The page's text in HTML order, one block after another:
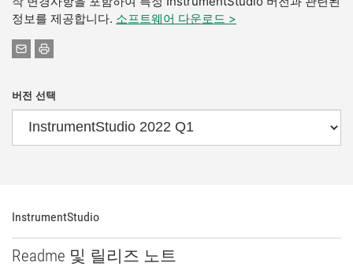
정보를 제공합니다. 소프트웨어 다운로드 >
버전 선택
InstrumentStudio
Readme 및 릴리즈 노트